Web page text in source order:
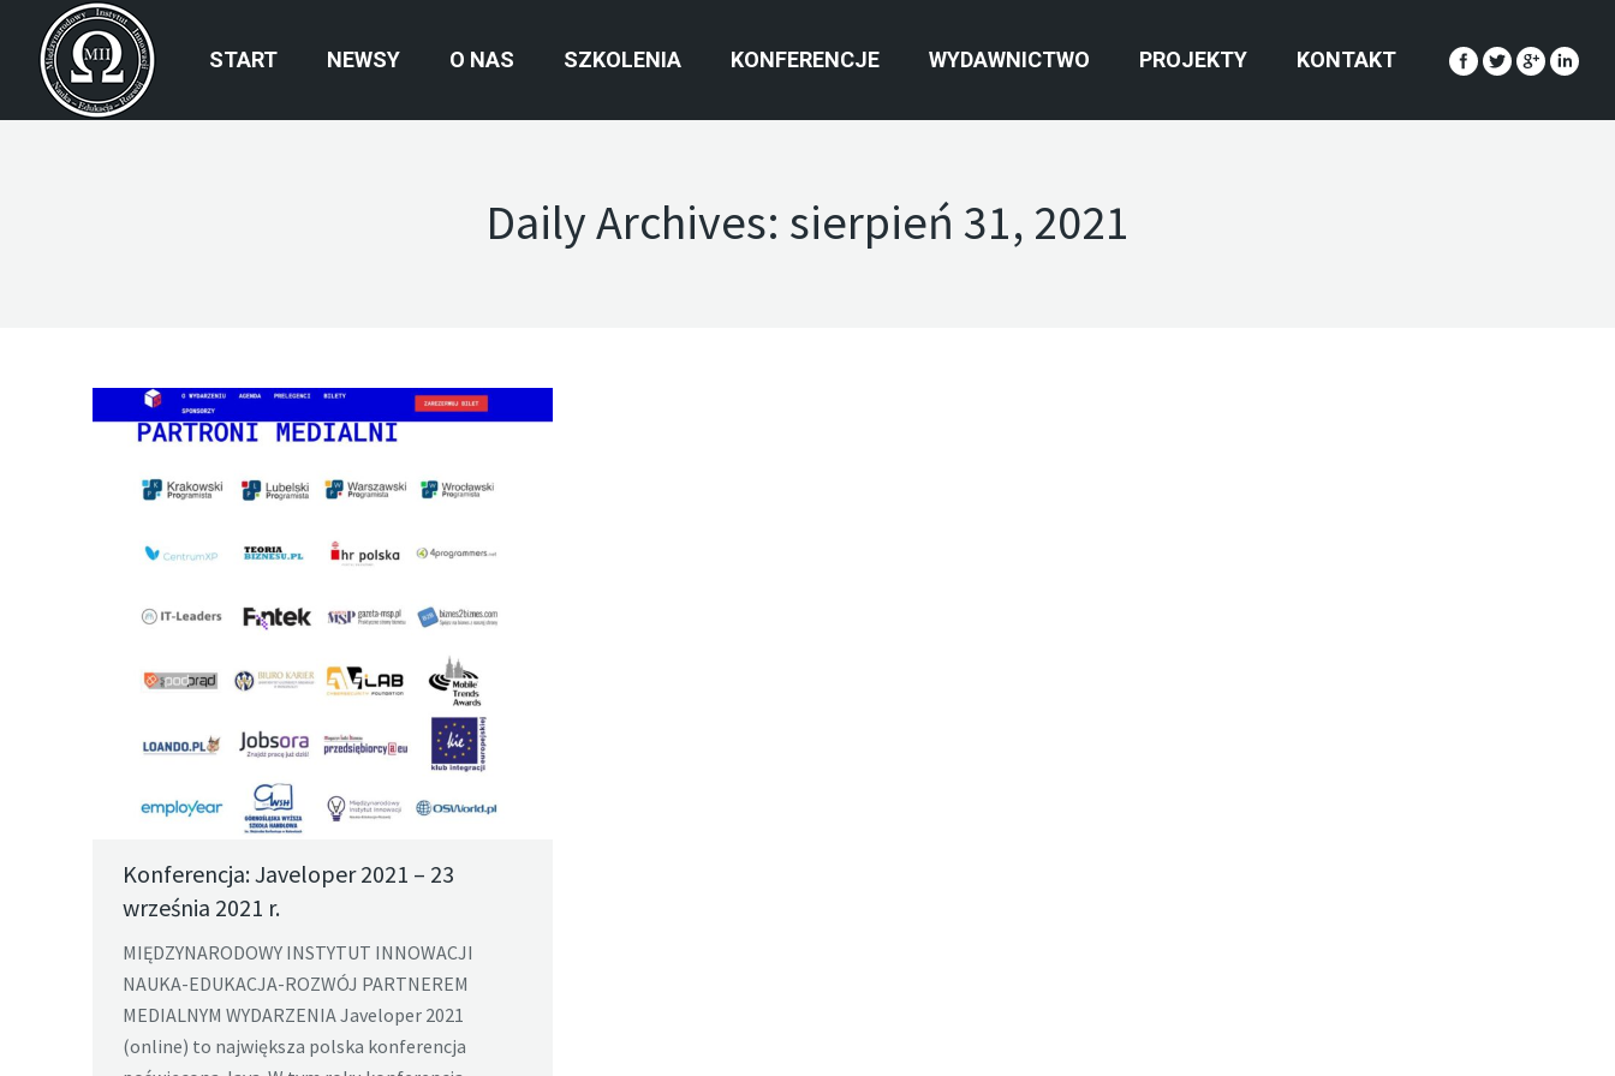
START NEWSY O NAS SZKOLENIA KONFERENCJE WYDAWNICTWO PROJEKTY KONTAKT
Daily Archives: sierpień 31, 2021
Konferencja: Javeloper 2021 – 23
września 2021 r.
MIĘDZYNARODOWY INSTYTUT INNOWACJI
NAUKA-EDUKACJA-ROZWÓJ PARTNEREM
MEDIALNYM WYDARZENIA Javeloper 2021
(online) to największa polska konferencja